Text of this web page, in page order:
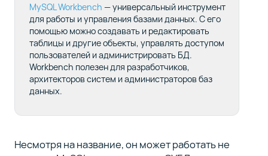
курса
(13)
MySQL Workbench — универсальный инструмент
для работы и управления базами данных. С его
помощью можно создавать и редактировать
таблицы и другие объекты, управлять доступом
пользователей и администрировать БД.
Workbench полезен для разработчиков,
архитекторов систем и администраторов баз
данных.
Несмотря на название, он может работать не